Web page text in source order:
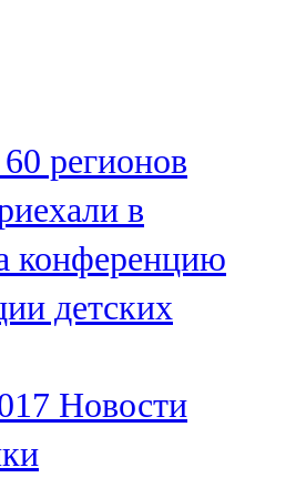
регионов
в
конференцию
детских
Новости